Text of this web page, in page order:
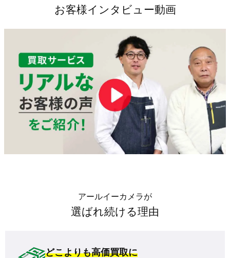
お客様インタビュー動画
アールイーカメラが
選ばれ続ける理由
どこよりも高価買取に